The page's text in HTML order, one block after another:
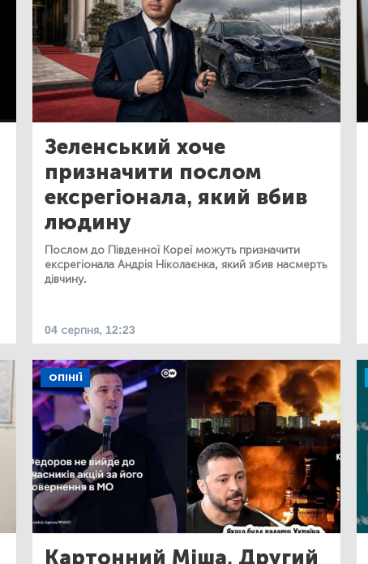
Зеленський хоче
призначити послом
ексрегіонала, який вбив
людину
Послом до Південної Кореї можуть призначити
ексрегіонала Андрія Ніколаєнка, який збив насмерть
дівчину.
04 серпня, 12:23
ОПІНІЇ
Картонний Міша. Другий